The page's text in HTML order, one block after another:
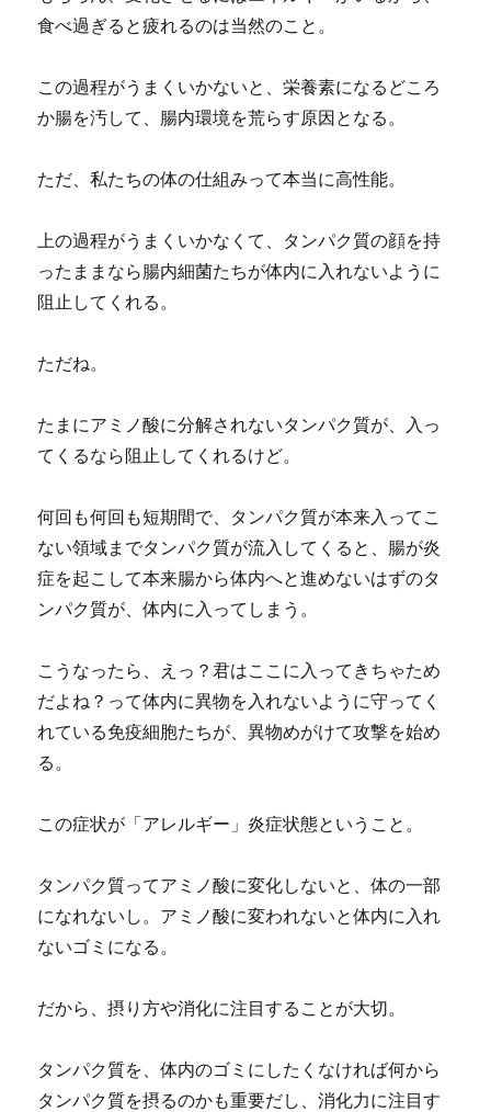
食べ過ぎると疲れるのは当然のこと。
この過程がうまくいかないと、栄養素になるどころ
か腸を汚して、腸内環境を荒らす原因となる。
ただ、私たちの体の仕組みって本当に高性能。
上の過程がうまくいかなくて、タンパク質の顔を持
ったままなら腸内細菌たちが体内に入れないように
阻止してくれる。
ただね。
たまにアミノ酸に分解されないタンパク質が、入っ
てくるなら阻止してくれるけど。
何回も何回も短期間で、タンパク質が本来入ってこ
ない領域までタンパク質が流入してくると、腸が炎
症を起こして本来腸から体内へと進めないはずのタ
ンパク質が、体内に入ってしまう。
こうなったら、えっ？君はここに入ってきちゃため
だよね？って体内に異物を入れないように守ってく
れている免疫細胞たちが、異物めがけて攻撃を始め
る。
この症状が「アレルギー」炎症状態ということ。
タンパク質ってアミノ酸に変化しないと、体の一部
になれないし。アミノ酸に変われないと体内に入れ
ないゴミになる。
だから、摂り方や消化に注目することが大切。
タンパク質を、体内のゴミにしたくなければ何から
タンパク質を摂るのかも重要だし、消化力に注目す